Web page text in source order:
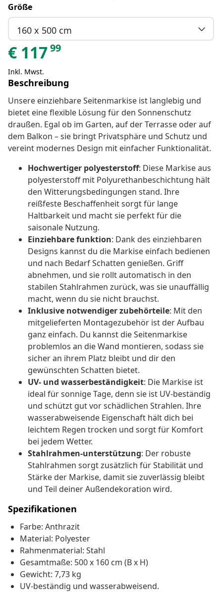
Größe
160 x 500 cm
€ 11799
Inkl. Mwst.
Beschreibung
Unsere einziehbare Seitenmarkise ist langlebig und
bietet eine flexible Lösung für den Sonnenschutz
draußen. Egal ob im Garten, auf der Terrasse oder auf
dem Balkon – sie bringt Privatsphäre und Schutz und
vereint modernes Design mit einfacher Funktionalität.
Hochwertiger polyesterstoff: Diese Markise aus
polyesterstoff mit Polyurethanbeschichtung hält
den Witterungsbedingungen stand. Ihre
reißfeste Beschaffenheit sorgt für lange
Haltbarkeit und macht sie perfekt für die
saisonale Nutzung.
Einziehbare funktion: Dank des einziehbaren
Designs kannst du die Markise einfach bedienen
und nach Bedarf Schatten genießen. Griff
abnehmen, und sie rollt automatisch in den
stabilen Stahlrahmen zurück, was sie unauffällig
macht, wenn du sie nicht brauchst.
Inklusive notwendiger zubehörteile: Mit den
mitgelieferten Montagezubehör ist der Aufbau
ganz einfach. Du kannst die Seitenmarkise
problemlos an die Wand montieren, sodass sie
sicher an ihrem Platz bleibt und dir den
gewünschten Schatten bietet.
UV- und wasserbeständigkeit: Die Markise ist
ideal für sonnige Tage, denn sie ist UV-beständig
und schützt gut vor schädlichen Strahlen. Ihre
wasserabweisende Eigenschaft hält dich bei
leichtem Regen trocken und sorgt für Komfort
bei jedem Wetter.
Stahlrahmen-unterstützung: Der robuste
Stahlrahmen sorgt zusätzlich für Stabilität und
Stärke der Markise, damit sie zuverlässig bleibt
und Teil deiner Außendekoration wird.
Spezifikationen
Farbe: Anthrazit
Material: Polyester
Rahmenmaterial: Stahl
Gesamtmaße: 500 x 160 cm (B x H)
Gewicht: 7,73 kg
UV-beständig und wasserabweisend.